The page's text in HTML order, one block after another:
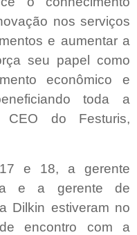
nos serviços
e aumentar a
seu papel como
econômico e
toda a
CEO do Festuris,
e 18, a gerente
e a gerente de
Dilkin estiveram no
encontro com a